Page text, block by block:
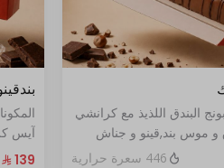
البندق اللذيذ مع كرانشي
و موس بند,قينو و جناش
شوكولا ناعمة (تكفي من
446 سعرة حرارية
آيس
حشوة